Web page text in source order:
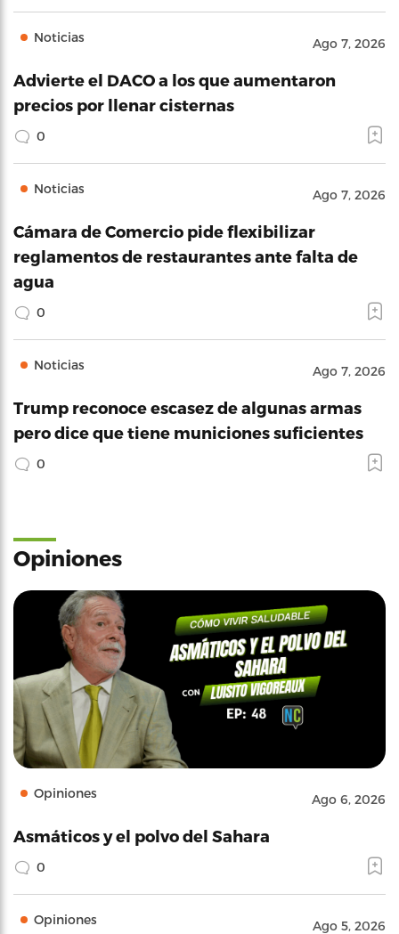
Noticias Ago 7, 2026
Advierte el DACO a los que aumentaron
precios por llenar cisternas
0
Noticias Ago 7, 2026
Cámara de Comercio pide flexibilizar
reglamentos de restaurantes ante falta de
agua
0
Noticias Ago 7, 2026
Trump reconoce escasez de algunas armas
pero dice que tiene municiones suficientes
0
Opiniones
Opiniones Ago 6, 2026
Asmáticos y el polvo del Sahara
0
Opiniones Ago 5, 2026